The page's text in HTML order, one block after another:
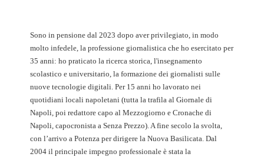
Sono in pensione dal 2023 dopo aver privilegiato, in modo
molto infedele, la professione giornalistica che ho esercitato per
35 anni: ho praticato la ricerca storica, l'insegnamento
scolastico e universitario, la formazione dei giornalisti sulle
nuove tecnologie digitali. Per 15 anni ho lavorato nei
quotidiani locali napoletani (tutta la trafila al Giornale di
Napoli, poi redattore capo al Mezzogiorno e Cronache di
Napoli, capocronista a Senza Prezzo). A fine secolo la svolta,
con l’arrivo a Potenza per dirigere la Nuova Basilicata. Dal
2004 il principale impegno professionale è stata la